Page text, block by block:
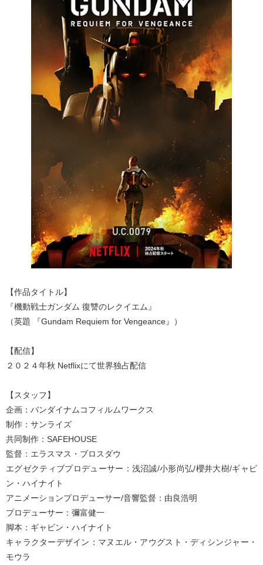
【作品タイトル】
『機動戦士ガンダム 復讐のレクイエム』
（英題 『Gundam Requiem for Vengeance』）
【配信】
２０２４年秋 Netflixにて世界独占配信
【スタッフ】
企画：バンダイナムコフィルムワークス
制作：サンライズ
共同制作：SAFEHOUSE
監督：エラスマス・ブロスダウ
エグゼクティブプロデューサー：浅沼誠/小形尚弘/櫻井大樹/ギャビ
ン・ハイナイト
アニメーションプロデューサー/音響監督：由良浩明
プロデューサー：彌富健一
脚本：ギャビン・ハイナイト
キャラクターデザイン：マヌエル・アウグスト・ディシンジャー・
モウラ